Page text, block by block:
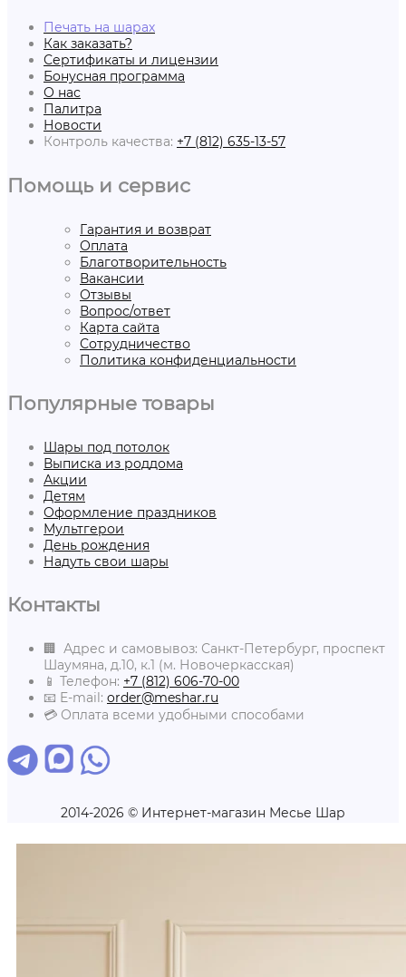
Печать на шарах
Как заказать?
Сертификаты и лицензии
Бонусная программа
О нас
Палитра
Новости
Контроль качества: +7 (812) 635-13-57
Помощь и сервис
Гарантия и возврат
Оплата
Благотворительность
Вакансии
Отзывы
Вопрос/ответ
Карта сайта
Сотрудничество
Политика конфиденциальности
Популярные товары
Шары под потолок
Выписка из роддома
Акции
Детям
Оформление праздников
Мультгерои
День рождения
Надуть свои шары
Контакты
🏢 Адрес и самовывоз: Санкт-Петербург, проспект
Шаумяна, д.10, к.1 (м. Новочеркасская)
📱 Телефон: +7 (812) 606-70-00
📧 E-mail: order@meshar.ru
💳 Оплата всеми удобными способами
2014-2026 © Интернет-магазин Месье Шар